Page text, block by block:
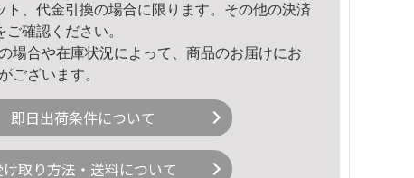
ト、代金引換の場合に限ります。その他の決済
ご確認ください。
場合や在庫状況によって、商品のお届けにお
ございます。
即日出荷条件について
け取り方法・送料について